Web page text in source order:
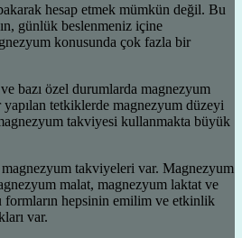
hesap etmek mümkün değil. Bu
günlük beslenmeniz içine
konusunda çok fazla bir
bazı özel durumlarda magnezyum
yapılan tetkiklerde magnezyum düzeyi
takviyesi kullanmakta büyük
takviyeleri var. Magnezyum
malat, magnezyum laktat ve
hepsinin emilim ve etkinlik
var.